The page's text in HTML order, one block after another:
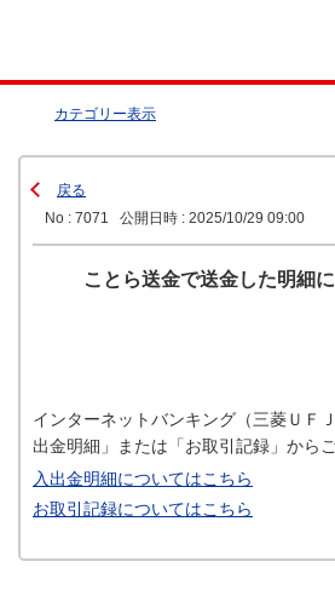
カテゴリー表示
戻る
No : 7071
公開日時 : 2025/10/29 09:00
ことら送金で送金した明細
インターネットバンキング（三菱ＵＦ
出金明細」または「お取引記録」から
入出金明細についてはこちら
お取引記録についてはこちら